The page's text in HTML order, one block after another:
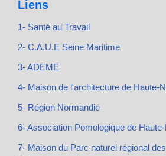
Liens
1- Santé au Travail
2- C.A.U.E Seine Maritime
3- ADEME
4- Maison de l'architecture de Haute-
5- Région Normandie
6- Association Pomologique de
7- Maison du Parc naturel régional